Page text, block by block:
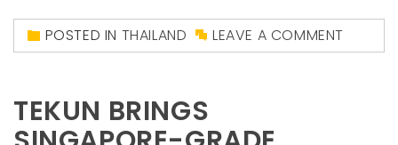
POSTED IN THAILAND LEAVE A COMMENT
TEKUN BRINGS